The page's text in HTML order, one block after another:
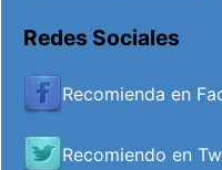
Redes Sociales
Recomienda en
Recomiendo en